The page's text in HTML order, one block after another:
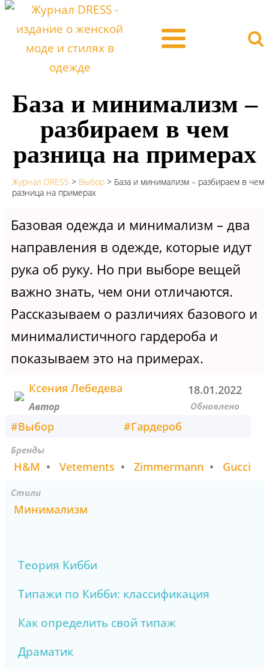
База и минимализм –
разбираем в чем
разница на примерах
Журнал DRESS > Выбор > База и минимализм – разбираем в чем
разница на примерах
Базовая одежда и минимализм – два
направления в одежде, которые идут
рука об руку. Но при выборе вещей
важно знать, чем они отличаются.
Рассказываем о различиях базового и
минималистичного гардероба и
показываем это на примерах.
Ксения Лебедева
Автор
18.01.2022
Обновлено
#Выбор #Гардероб
Бренды
H&M • Vetements • Zimmermann • Gucci
Стили
Минимализм
Теория Кибби
Типажи по Кибби: классификация
Как определить свой типаж
Драматик